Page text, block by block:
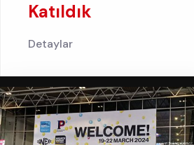
Katıldık
Detaylar